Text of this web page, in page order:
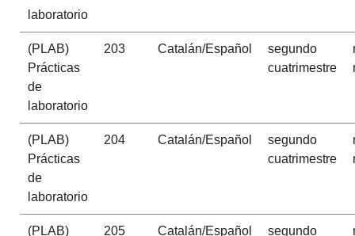
laboratorio
(PLAB)
Prácticas
de
laboratorio
203 Catalán/Español
segundo
cuatrimestre
(PLAB)
Prácticas
de
laboratorio
204 Catalán/Español
segundo
cuatrimestre
(PLAB)
205 Catalán/Español
segundo